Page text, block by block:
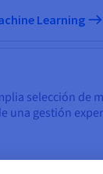
Learning
selección de
una gestión